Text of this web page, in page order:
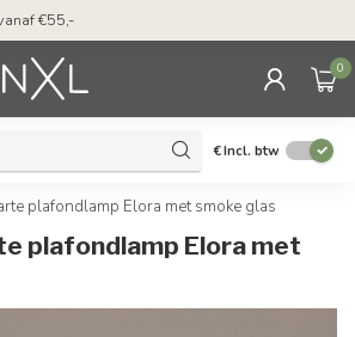
€55,-
0
€Incl. btw
plafondlamp Elora met smoke glas
plafondlamp Elora met